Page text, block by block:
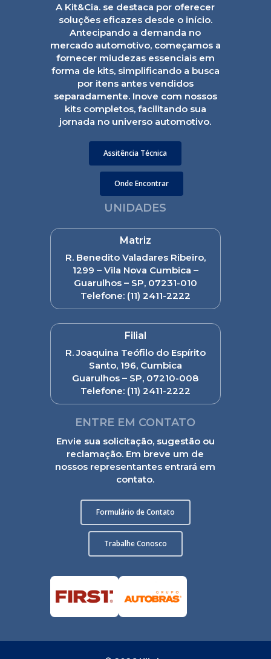
A Kit&Cia. se destaca por oferecer
soluções eficazes desde o início.
Antecipando a demanda no
mercado automotivo, começamos a
fornecer miudezas essenciais em
forma de kits, simplificando a busca
por itens antes vendidos
separadamente. Inove com nossos
kits completos, facilitando sua
jornada no universo automotivo.
Assitência Técnica
Onde Encontrar
UNIDADES
Matriz
R. Benedito Valadares Ribeiro,
1299 – Vila Nova Cumbica –
Guarulhos – SP, 07231-010
Telefone: (11) 2411-2222
Filial
R. Joaquina Teófilo do Espírito
Santo, 196, Cumbica
Guarulhos – SP, 07210-008
Telefone:(11) 2411-2222
ENTRE EM CONTATO
Envie sua solicitação, sugestão ou
reclamação. Em breve um de
nossos representantes entrará em
contato.
Formulário de Contato
Trabalhe Conosco